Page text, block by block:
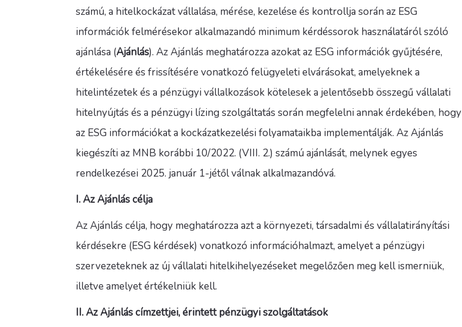
számú, a hitelkockázat vállalása, mérése, kezelése és kontrollja során az ESG
információk felmérésekor alkalmazandó minimum kérdéssorok használatáról szóló
ajánlása (Ajánlás). Az Ajánlás meghatározza azokat az ESG információk gyűjtésére,
értékelésére és frissítésére vonatkozó felügyeleti elvárásokat, amelyeknek a
hitelintézetek és a pénzügyi vállalkozások kötelesek a jelentősebb összegű vállalati
hitelnyújtás és a pénzügyi lízing szolgáltatás során megfelelni annak érdekében, hogy
az ESG információkat a kockázatkezelési folyamataikba implementálják. Az Ajánlás
kiegészíti az MNB korábbi 10/2022. (VIII. 2.) számú ajánlását, melynek egyes
rendelkezései 2025. január 1-jétől válnak alkalmazandóvá.
I. Az Ajánlás célja
Az Ajánlás célja, hogy meghatározza azt a környezeti, társadalmi és vállalatirányítási
kérdésekre (ESG kérdések) vonatkozó információhalmazt, amelyet a pénzügyi
szervezeteknek az új vállalati hitelkihelyezéseket megelőzően meg kell ismerniük,
illetve amelyet értékelniük kell.
II. Az Ajánlás címzettjei, érintett pénzügyi szolgáltatások